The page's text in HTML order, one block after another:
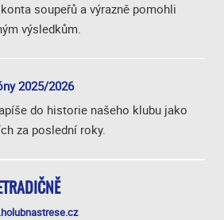
soupeřů a výrazně pomohli
výsledkům.
2025/2026
do historie našeho klubu jako
za poslední roky.